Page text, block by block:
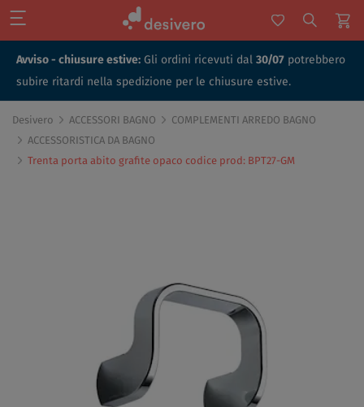
Avviso - chiusure estive: Gli ordini ricevuti dal 30/07 potrebbero
subire ritardi nella spedizione per le chiusure estive.
Desivero ACCESSORI BAGNO
COMPLEMENTI ARREDO BAGNO
ACCESSORISTICA DA BAGNO
Trenta porta abito grafite opaco codice prod: BPT27-GM